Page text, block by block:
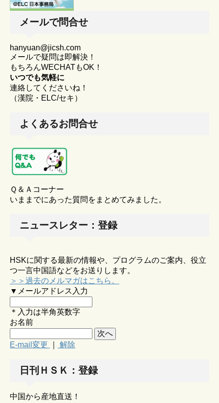
メールで問合せ
hanyuan@jicsh.com
メールで疑問は即解決！
もちろんWECHATもOK！
いつでも気軽に
連絡してくださいね！
（漢院・ELC/セキ）
よくあるお問合せ
Ｑ＆Ａコーナー
いままでにあった質問をまとめてみました。
ニュースレター：登録
HSKに関する最新の情報や、プログラムのご案内、役立
つ一言中国語などをお送りします。
＞＞過去のメルマガはこちら。
▼メールアドレス入力
＊入力は半角英数字
お名前
E-mail変更 解除
日刊ＨＳＫ：登録
中国から産地直送！